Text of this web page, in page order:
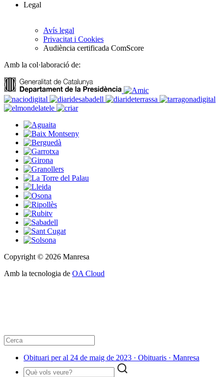
Legal
Avís legal
Privacitat i Cookies
Audiència certificada ComScore
Amb la col·laboració de:
Copyright © 2026 Manresa
Amb la tecnologia de OA Cloud
Obituari per al 24 de maig de 2023 · Obituaris · Manresa